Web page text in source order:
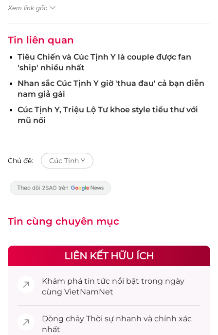
Xem link gốc
Tin liên quan
Tiêu Chiến và Cúc Tịnh Y là couple được fan
'ship' nhiều nhất
Nhan sắc Cúc Tịnh Y giờ 'thua đau' cả bạn diễn
nam giả gái
Cúc Tịnh Y, Triệu Lộ Tư khoe style tiểu thư với
mũ nồi
Chủ đề: Cúc Tịnh Y
Tin cùng chuyên mục
LIÊN KẾT HỮU ÍCH
Khám phá tin tức nổi bật trong ngày
cùng VietNamNet
Dòng chảy Thời sự nhanh và chính xác
nhất